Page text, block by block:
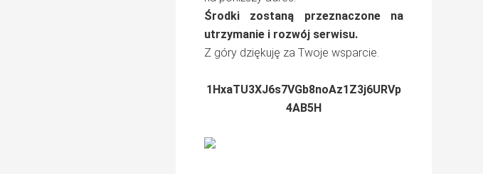
Środki zostaną przeznaczone na
utrzymanie i rozwój serwisu.
Z góry dziękuję za Twoje wsparcie.
1HxaTU3XJ6s7VGb8noAz1Z3j6URVp
4AB5H